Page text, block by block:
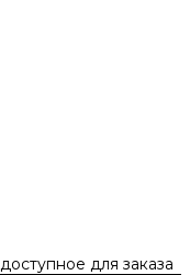
для заказа